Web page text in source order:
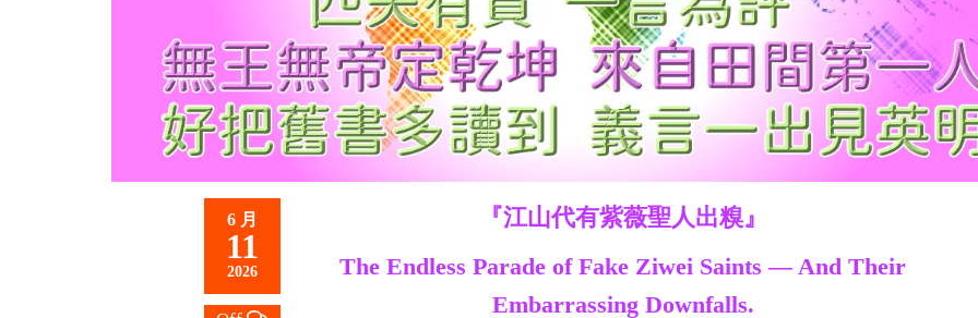
6 月
11
2026
『江山代有紫薇聖人出糗』
The Endless Parade of Fake Ziwei Saints — And Their
Embarrassing Downfalls.